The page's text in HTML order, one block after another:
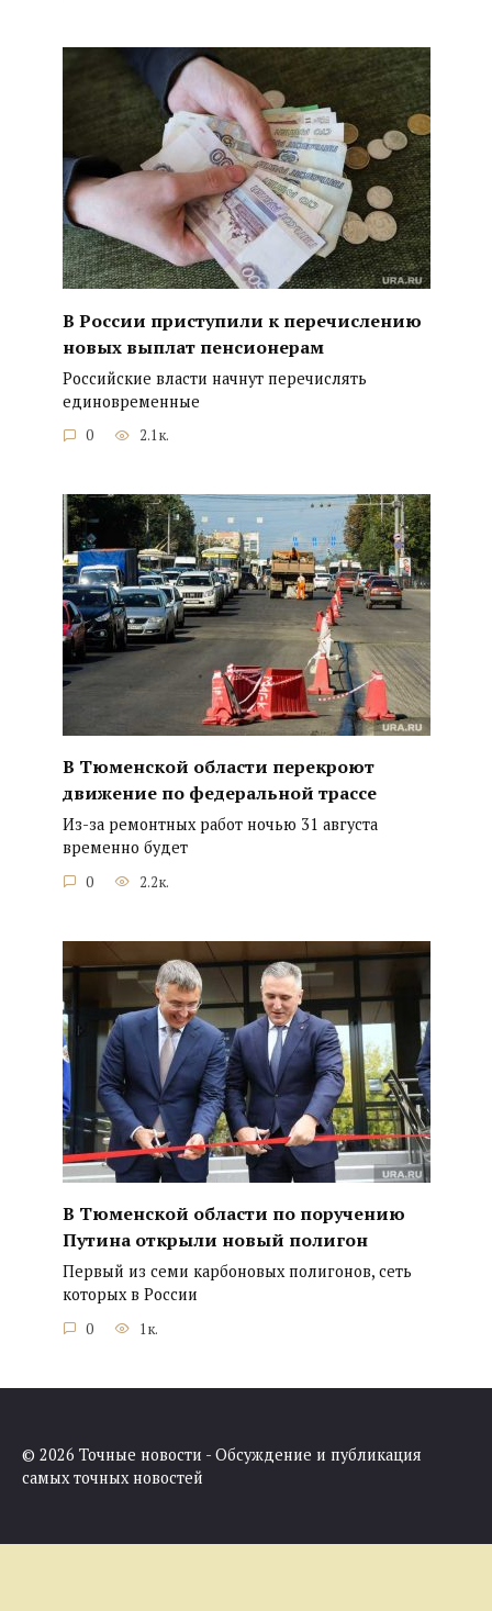
В России приступили к перечислению
новых выплат пенсионерам
Российские власти начнут перечислять
единовременные
0 2.1к.
В Тюменской области перекроют
движение по федеральной трассе
Из-за ремонтных работ ночью 31 августа
временно будет
0 2.2к.
В Тюменской области по поручению
Путина открыли новый полигон
Первый из семи карбоновых полигонов, сеть
которых в России
0 1к.
© 2026 Точные новости - Обсуждение и публикация
самых точных новостей